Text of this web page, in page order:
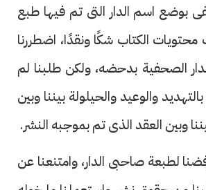
بوضع اسم الدار التى تم فيها طبع
الكتاب شكًا ونقدًا، اضطررنا
الصحفية بدحضه، ولكن طلبنا لم
والوعيد والحيلولة بيننا وبين
وبين العقد الذى تم بموجبه النشر.
لطبعة صاحبى الدار، وامتنعنا عن